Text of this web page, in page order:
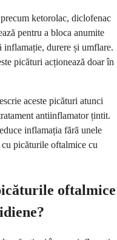
ketorolac, diclofenac
pentru a bloca anumite
inflamație, durere și umflare.
picături acționează doar în
aceste picături atunci
antiinflamator țintit.
inflamația fără unele
cu picăturile oftalmice cu
oftalmice